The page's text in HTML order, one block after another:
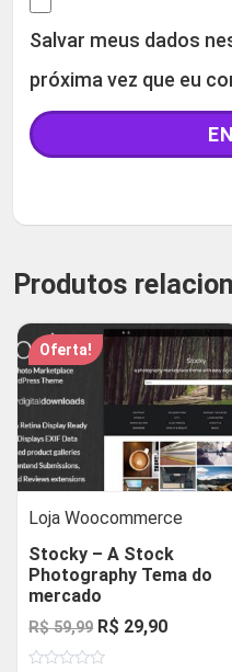
Salvar meus dados
próxima vez que eu
Produtos
Oferta!
Loja Woocommerce
Stocky – A Stock
Photography Tema do
mercado
R$59,99 O
preço
R$ 29,90O